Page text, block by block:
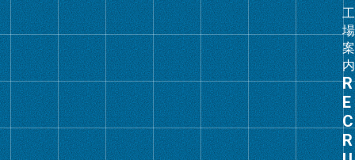
工
場
案
内
ク
グ
ル
ー
プ